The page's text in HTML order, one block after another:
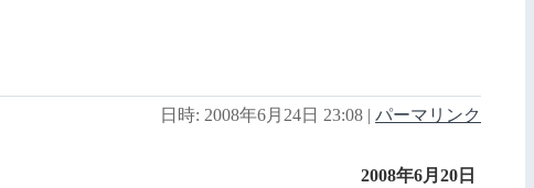
日時: 2008年6月24日 23:08 | パーマリンク
2008年6月20日